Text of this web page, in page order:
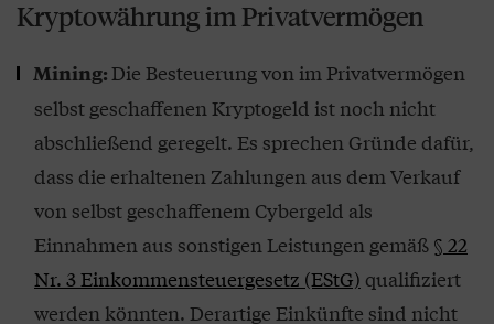
Kryptowährung im Privatvermögen
Mining:Die Besteuerung von im Privatvermögen
selbst geschaffenen Kryptogeld ist noch nicht
abschließend geregelt. Es sprechen Gründe dafür,
dass die erhaltenen Zahlungen aus dem Verkauf
von selbst geschaffenem Cybergeld als
Einnahmen aus sonstigen Leistungen gemäß § 22
Nr. 3 Einkommensteuergesetz (EStG) qualifiziert
werden könnten. Derartige Einkünfte sind nicht